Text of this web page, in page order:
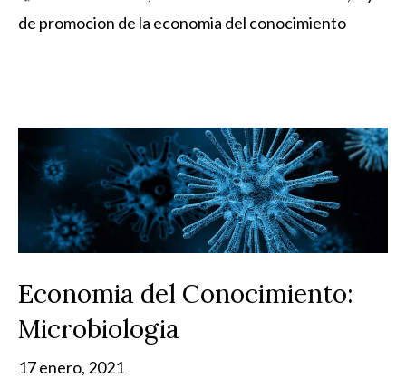
de promocion de la economia del conocimiento
Economia del Conocimiento:
Microbiologia
17 enero, 2021